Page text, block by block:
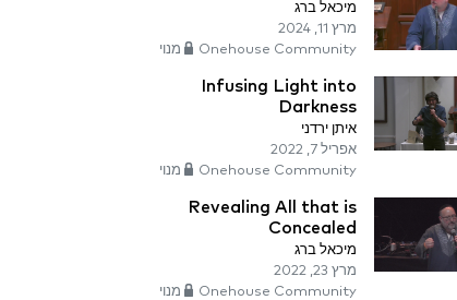
מיכאל ברג
מרץ 11, 2024
Onehouse Community מנוי
Infusing Light into
Darkness
איתן ירדני
אפריל 7, 2022
Onehouse Community מנוי
Revealing All that is
Concealed
מיכאל ברג
מרץ 23, 2022
Onehouse Community מנוי